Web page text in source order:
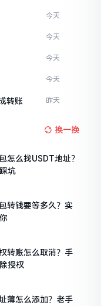
今天
今天
今天
今天
转账 昨天
换一换
怎么找USDT地址？
坑
转钱要等多久？实
转账怎么取消？手
授权
薄怎么添加？老手